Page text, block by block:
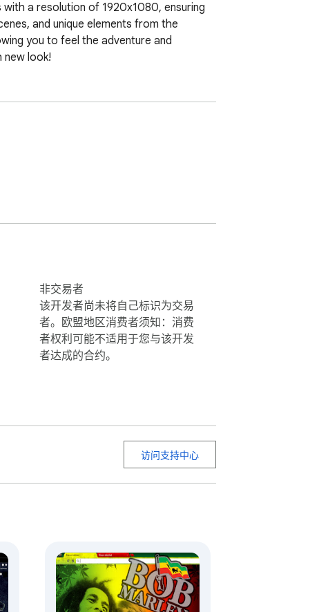
a resolution of 1920x1080, ensuring
and unique elements from the
you to feel the adventure and
look!
非交易者
该开发者尚未将自己标识为交易
者。欧盟地区消费者须知：消费
者权利可能不适用于您与该开发
者达成的合约。
访问支持中心